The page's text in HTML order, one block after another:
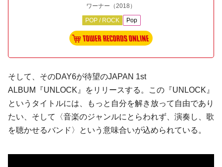
ワーナー （2018）
POP / ROCK Pop
そして、そのDAY6が待望のJAPAN 1st
ALBUM『UNLOCK』をリリースする。この『UNLOCK』
というタイトルには、もっと自分を解き放って自由であり
たい、そして〈音楽のジャンルにとらわれず、演奏し、歌
を聴かせるバンド〉という意味合いが込められている。